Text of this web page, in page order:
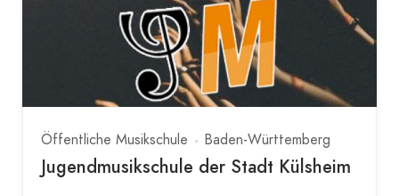
Öffentliche Musikschule Baden-Württemberg
Jugendmusikschule der Stadt Külsheim